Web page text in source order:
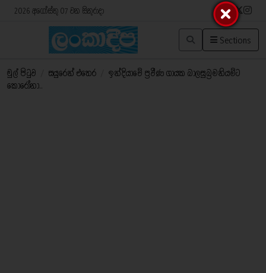
2026 අගෝස්තු 07 වන සිකුරාදා
Sections
මුල් පිටුව සයුරෙන් එතෙර
ඉන්දියාවේ ප්‍රවීණ ගායක බාලසුබ්‍රමනියම්ට
කොරෝනා..